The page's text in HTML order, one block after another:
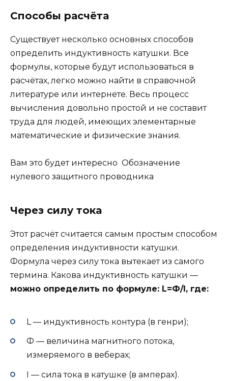
Способы расчёта
Существует несколько основных способов
определить индуктивность катушки. Все
формулы, которые будут использоваться в
расчётах, легко можно найти в справочной
литературе или интернете. Весь процесс
вычисления довольно простой и не составит
труда для людей, имеющих элементарные
математические и физические знания.
Вам это будет интересно Обозначение
нулевого защитного проводника
Через силу тока
Этот расчёт считается самым простым способом
определения индуктивности катушки.
Формула через силу тока вытекает из самого
термина. Какова индуктивность катушки —
можно определить по формуле: L=Ф/I, где:
L — индуктивность контура (в генри);
Ф — величина магнитного потока,
измеряемого в веберах;
I — сила тока в катушке (в амперах).